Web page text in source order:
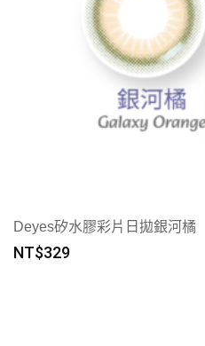
Deyes矽水膠彩片日拋銀河橘
NT$329